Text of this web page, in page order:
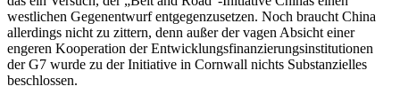
westlichen Gegenentwurf entgegenzusetzen. Noch braucht China
allerdings nicht zu zittern, denn außer der vagen Absicht einer
engeren Kooperation der Entwicklungsfinanzierungsinstitutionen
der G7 wurde zu der Initiative in Cornwall nichts Substanzielles
beschlossen.